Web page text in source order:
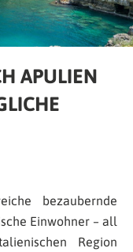
APULIEN
bezaubernde
Einwohner – all
Region